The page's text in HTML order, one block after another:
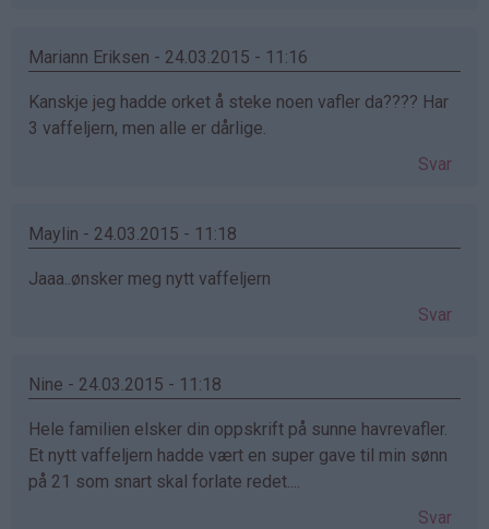
Mariann Eriksen - 24.03.2015 - 11:16
Kanskje jeg hadde orket å steke noen vafler da???? Har
3 vaffeljern, men alle er dårlige.
Svar
Maylin - 24.03.2015 - 11:18
Jaaa..ønsker meg nytt vaffeljern
Svar
Nine - 24.03.2015 - 11:18
Hele familien elsker din oppskrift på sunne havrevafler.
Et nytt vaffeljern hadde vært en super gave til min sønn
på 21 som snart skal forlate redet....
Svar